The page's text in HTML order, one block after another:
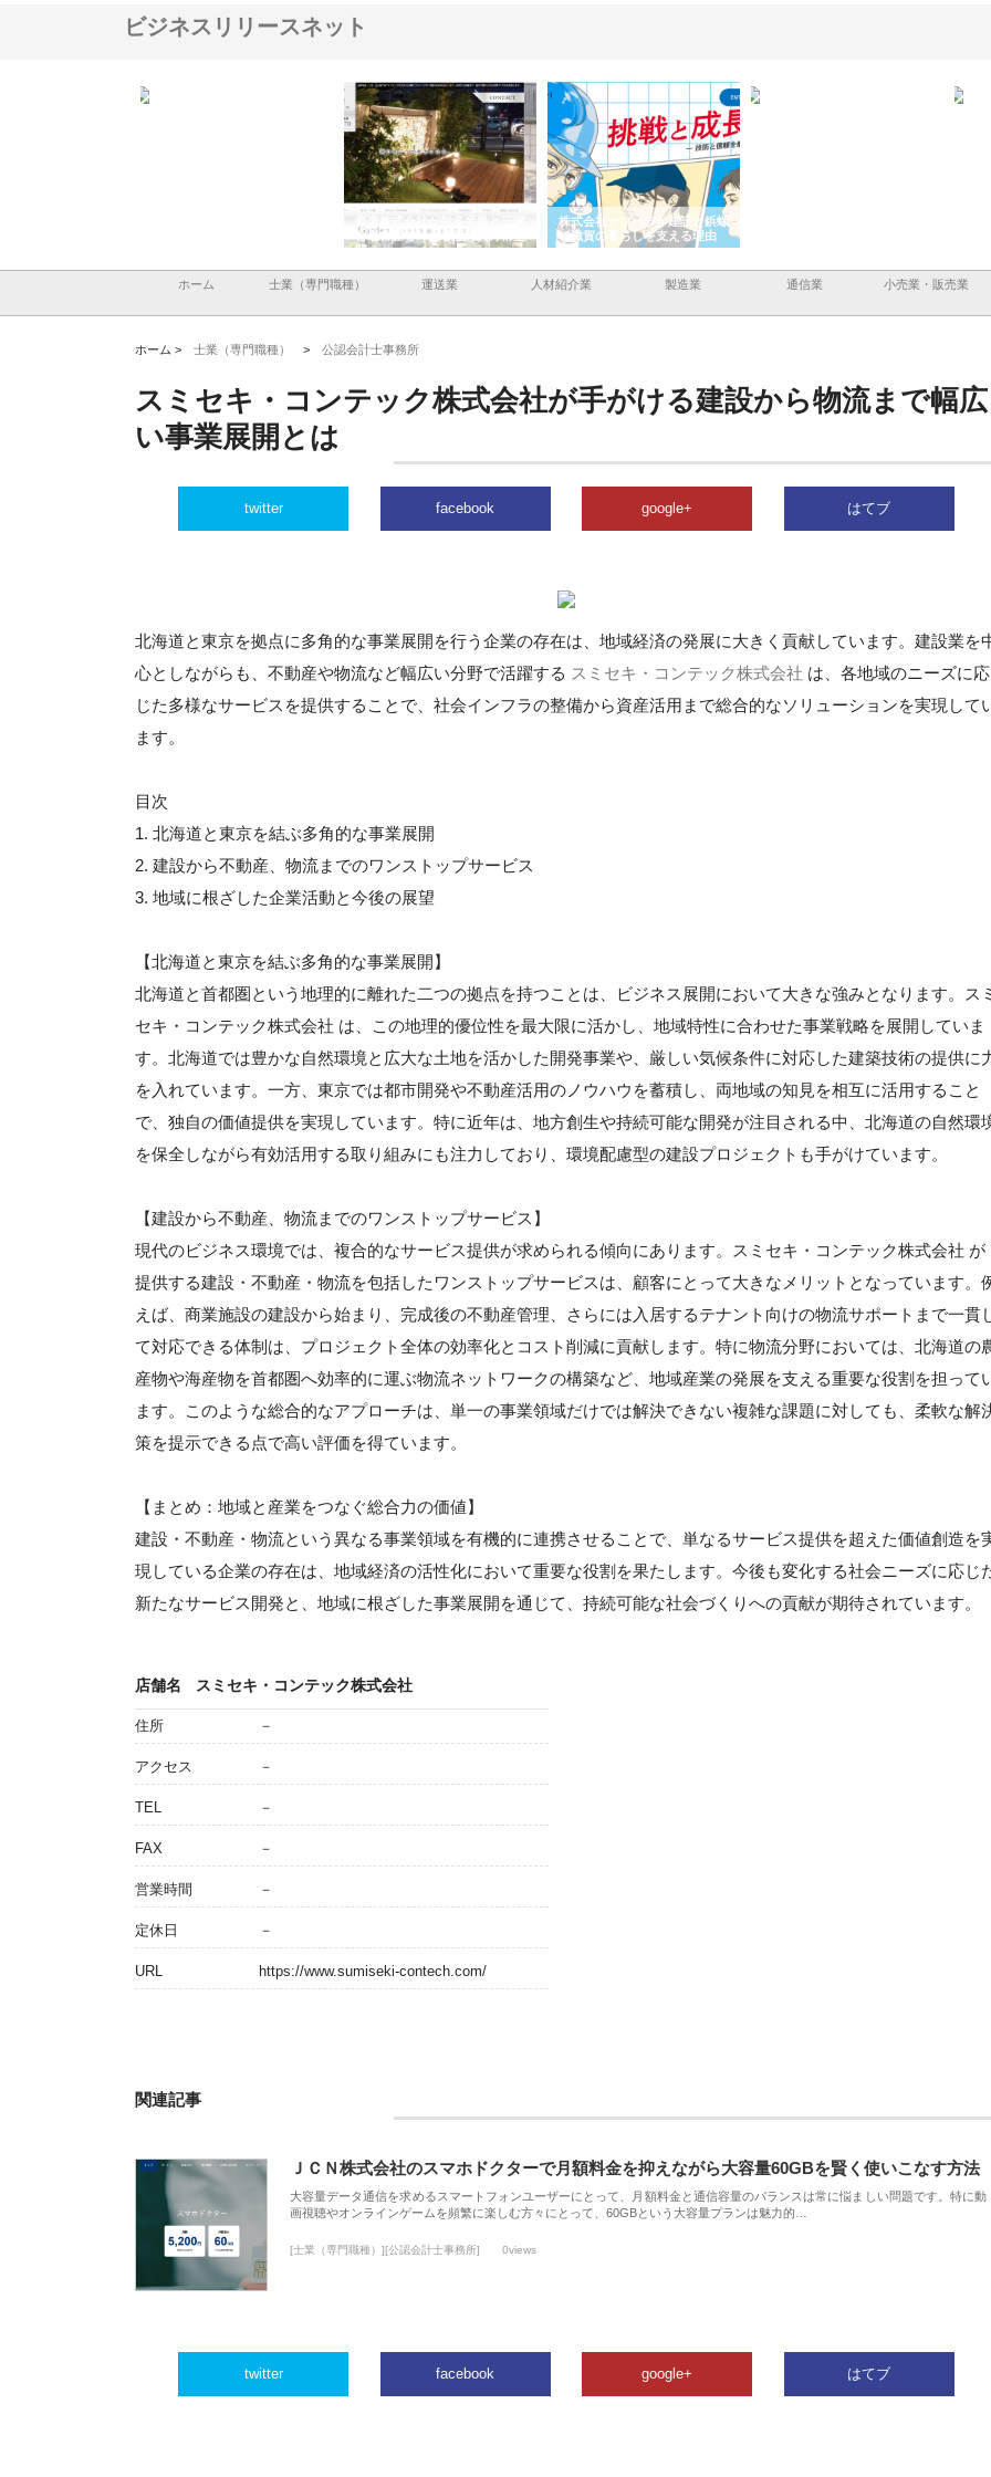
ビジネスリリースネット
と名古屋で叶える理想の外構空
間
株式会社ナツハラが建設と鋲螺
で滋賀の暮らしを支える理由
ホーム 士業（専門職種） 運送業 人材紹介業 製造業 通信業 小売業・販売業
ホーム > 士業（専門職種） > 公認会計士事務所
スミセキ・コンテック株式会社が手がける建設から物流まで幅広
い事業展開とは
twitter facebook google+ はてブ
北海道と東京を拠点に多角的な事業展開を行う企業の存在は、地域経済の発展に大きく貢献しています。建設業を
心としながらも、不動産や物流など幅広い分野で活躍する スミセキ・コンテック株式会社 は、各地域のニーズに応
じた多様なサービスを提供することで、社会インフラの整備から資産活用まで総合的なソリューションを実現して
ます。
目次
1. 北海道と東京を結ぶ多角的な事業展開
2. 建設から不動産、物流までのワンストップサービス
3. 地域に根ざした企業活動と今後の展望
【北海道と東京を結ぶ多角的な事業展開】
北海道と首都圏という地理的に離れた二つの拠点を持つことは、ビジネス展開において大きな強みとなります。ス
セキ・コンテック株式会社 は、この地理的優位性を最大限に活かし、地域特性に合わせた事業戦略を展開していま
す。北海道では豊かな自然環境と広大な土地を活かした開発事業や、厳しい気候条件に対応した建築技術の提供に
を入れています。一方、東京では都市開発や不動産活用のノウハウを蓄積し、両地域の知見を相互に活用すること
で、独自の価値提供を実現しています。特に近年は、地方創生や持続可能な開発が注目される中、北海道の自然環
を保全しながら有効活用する取り組みにも注力しており、環境配慮型の建設プロジェクトも手がけています。
【建設から不動産、物流までのワンストップサービス】
現代のビジネス環境では、複合的なサービス提供が求められる傾向にあります。スミセキ・コンテック株式会社 が
提供する建設・不動産・物流を包括したワンストップサービスは、顧客にとって大きなメリットとなっています。
えば、商業施設の建設から始まり、完成後の不動産管理、さらには入居するテナント向けの物流サポートまで一貫
て対応できる体制は、プロジェクト全体の効率化とコスト削減に貢献します。特に物流分野においては、北海道の
産物や海産物を首都圏へ効率的に運ぶ物流ネットワークの構築など、地域産業の発展を支える重要な役割を担って
ます。このような総合的なアプローチは、単一の事業領域だけでは解決できない複雑な課題に対しても、柔軟な解
策を提示できる点で高い評価を得ています。
【まとめ：地域と産業をつなぐ総合力の価値】
建設・不動産・物流という異なる事業領域を有機的に連携させることで、単なるサービス提供を超えた価値創造を
現している企業の存在は、地域経済の活性化において重要な役割を果たします。今後も変化する社会ニーズに応じ
新たなサービス開発と、地域に根ざした事業展開を通じて、持続可能な社会づくりへの貢献が期待されています。
店舗名 スミセキ・コンテック株式会社
住所 －
アクセス －
TEL －
FAX －
営業時間 －
定休日 －
URL https://www.sumiseki-contech.com/
関連記事
ＪＣＮ株式会社のスマホドクターで月額料金を抑えながら大容量60GBを賢く使いこなす方法
大容量データ通信を求めるスマートフォンユーザーにとって、月額料金と通信容量のバランスは常に悩ましい問題です。特に動
画視聴やオンラインゲームを頻繁に楽しむ方々にとって、60GBという大容量プランは魅力的…
[士業（専門職種）][公認会計士事務所] 0views
twitter facebook google+ はてブ